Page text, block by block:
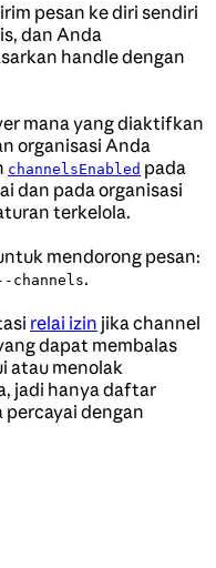
pesan ke diri sendiri
dan Anda
handle dengan
mana yang diaktifkan
organisasi Anda
channelsEnabled pada
dan pada organisasi
terkelola.
mendorong pesan:
channels.
relai izin jika channel
dapat membalas
atau menolak
jadi hanya daftar
dengan